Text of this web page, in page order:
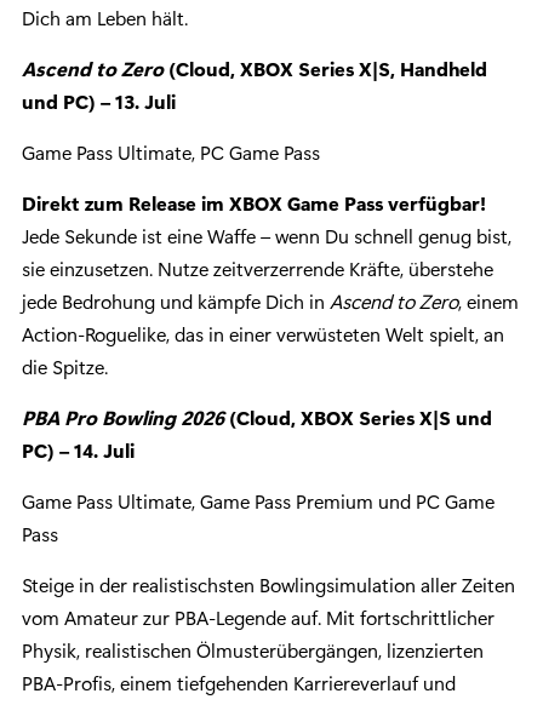
Dich am Leben hält.
Ascend to Zero(Cloud, XBOX Series X|S, Handheld
und PC) – 13. Juli
Game Pass Ultimate, PC Game Pass
Direkt zum Release im XBOX Game Pass verfügbar!
Jede Sekunde ist eine Waffe – wenn Du schnell genug bist,
sie einzusetzen. Nutze zeitverzerrende Kräfte, überstehe
jede Bedrohung und kämpfe Dich in Ascend to Zero, einem
Action-Roguelike, das in einer verwüsteten Welt spielt, an
die Spitze.
PBA Pro Bowling 2026(Cloud, XBOX Series X|S und
PC) – 14. Juli
Game Pass Ultimate, Game Pass Premium und PC Game
Pass
Steige in der realistischsten Bowlingsimulation aller Zeiten
vom Amateur zur PBA-Legende auf. Mit fortschrittlicher
Physik, realistischen Ölmusterübergängen, lizenzierten
PBA-Profis, einem tiefgehenden Karriereverlauf und